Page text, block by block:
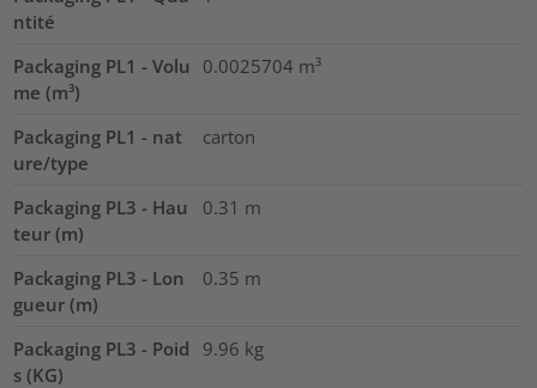
ntité
Packaging PL1 - Volu
me (m³)
0.0025704 m³
Packaging PL1 - nat
ure/type
carton
Packaging PL3 - Hau
teur (m)
0.31 m
Packaging PL3 - Lon
gueur (m)
0.35 m
Packaging PL3 - Poid
s (KG)
9.96 kg